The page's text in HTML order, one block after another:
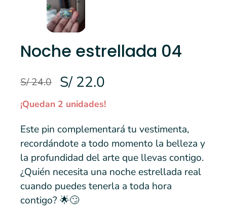
Noche estrellada 04
S/ 24.0 S/ 22.0
¡Quedan 2 unidades!
Este pin complementará tu vestimenta,
recordándote a todo momento la belleza y
la profundidad del arte que llevas contigo.
¿Quién necesita una noche estrellada real
cuando puedes tenerla a toda hora
contigo? 🌟🙄